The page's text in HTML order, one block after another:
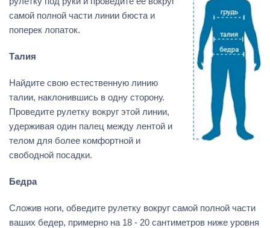
самой полной части линии бюста и
поперек лопаток.
Талия
Найдите свою естественную линию
талии, наклонившись в одну сторону.
Проведите рулетку вокруг этой линии,
удерживая один палец между лентой и
телом для более комфортной и
свободной посадки.
Бедра
Сложив ноги, обведите рулетку вокруг самой полной части
ваших бедер, примерно на 18 - 20 сантиметров ниже уровня